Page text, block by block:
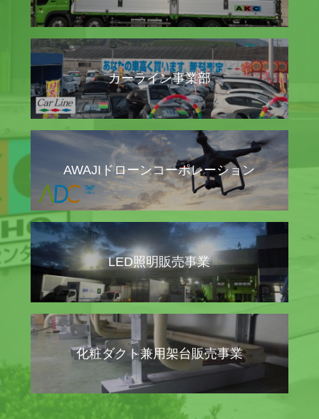
カーライン事業部
AWAJIドローンコーポレーション
LED照明販売事業
化粧ダクト兼用架台販売事業